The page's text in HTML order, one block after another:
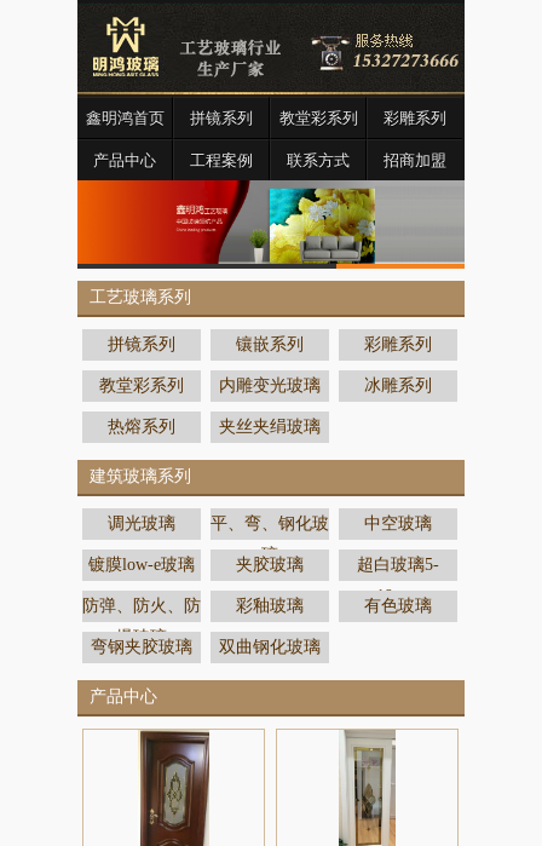
鑫明鸿首页 拼镜系列 教堂彩系列 彩雕系列
产品中心 工程案例 联系方式 招商加盟
工艺玻璃系列
拼镜系列 镶嵌系列 彩雕系列
教堂彩系列 内雕变光玻璃 冰雕系列
热熔系列 夹丝夹绢玻璃
建筑玻璃系列
调光玻璃
平、弯、钢化玻
璃
中空玻璃
镀膜low-e玻璃 夹胶玻璃
超白玻璃5-
19mm
防弹、防火、防
爆玻璃
彩釉玻璃 有色玻璃
弯钢夹胶玻璃 双曲钢化玻璃
产品中心